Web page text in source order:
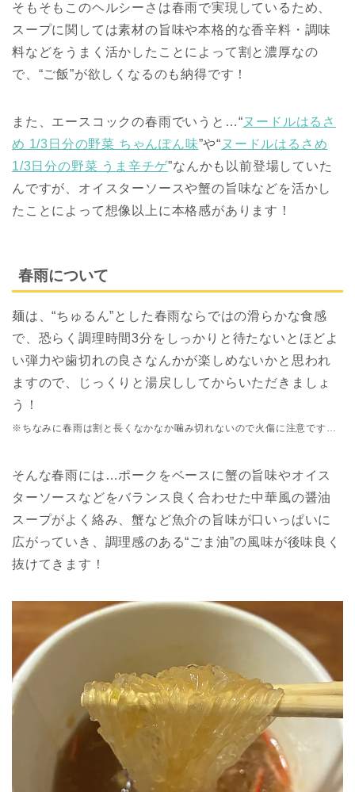
そもそもこのヘルシーさは春雨で実現しているため、
スープに関しては素材の旨味や本格的な香辛料・調味
料などをうまく活かしたことによって割と濃厚なの
で、“ご飯”が欲しくなるのも納得です！
また、エースコックの春雨でいうと…“ヌードルはるさ
め 1/3日分の野菜 ちゃんぽん味”や“ ヌードルはるさめ
1/3日分の野菜 うま辛チゲ”なんかも以前登場していた
んですが、オイスターソースや蟹の旨味などを活かし
たことによって想像以上に本格感があります！
春雨について
麺は、“ちゅるん”とした春雨ならではの滑らかな食感
で、恐らく調理時間3分をしっかりと待たないとほどよ
い弾力や歯切れの良さなんかが楽しめないかと思われ
ますので、じっくりと湯戻ししてからいただきましょ
う！
※ちなみに春雨は割と長くなかなか噛み切れないので火傷に注意です…
そんな春雨には…ポークをベースに蟹の旨味やオイス
ターソースなどをバランス良く合わせた中華風の醤油
スープがよく絡み、蟹など魚介の旨味が口いっぱいに
広がっていき、調理感のある“ごま油”の風味が後味良く
抜けてきます！